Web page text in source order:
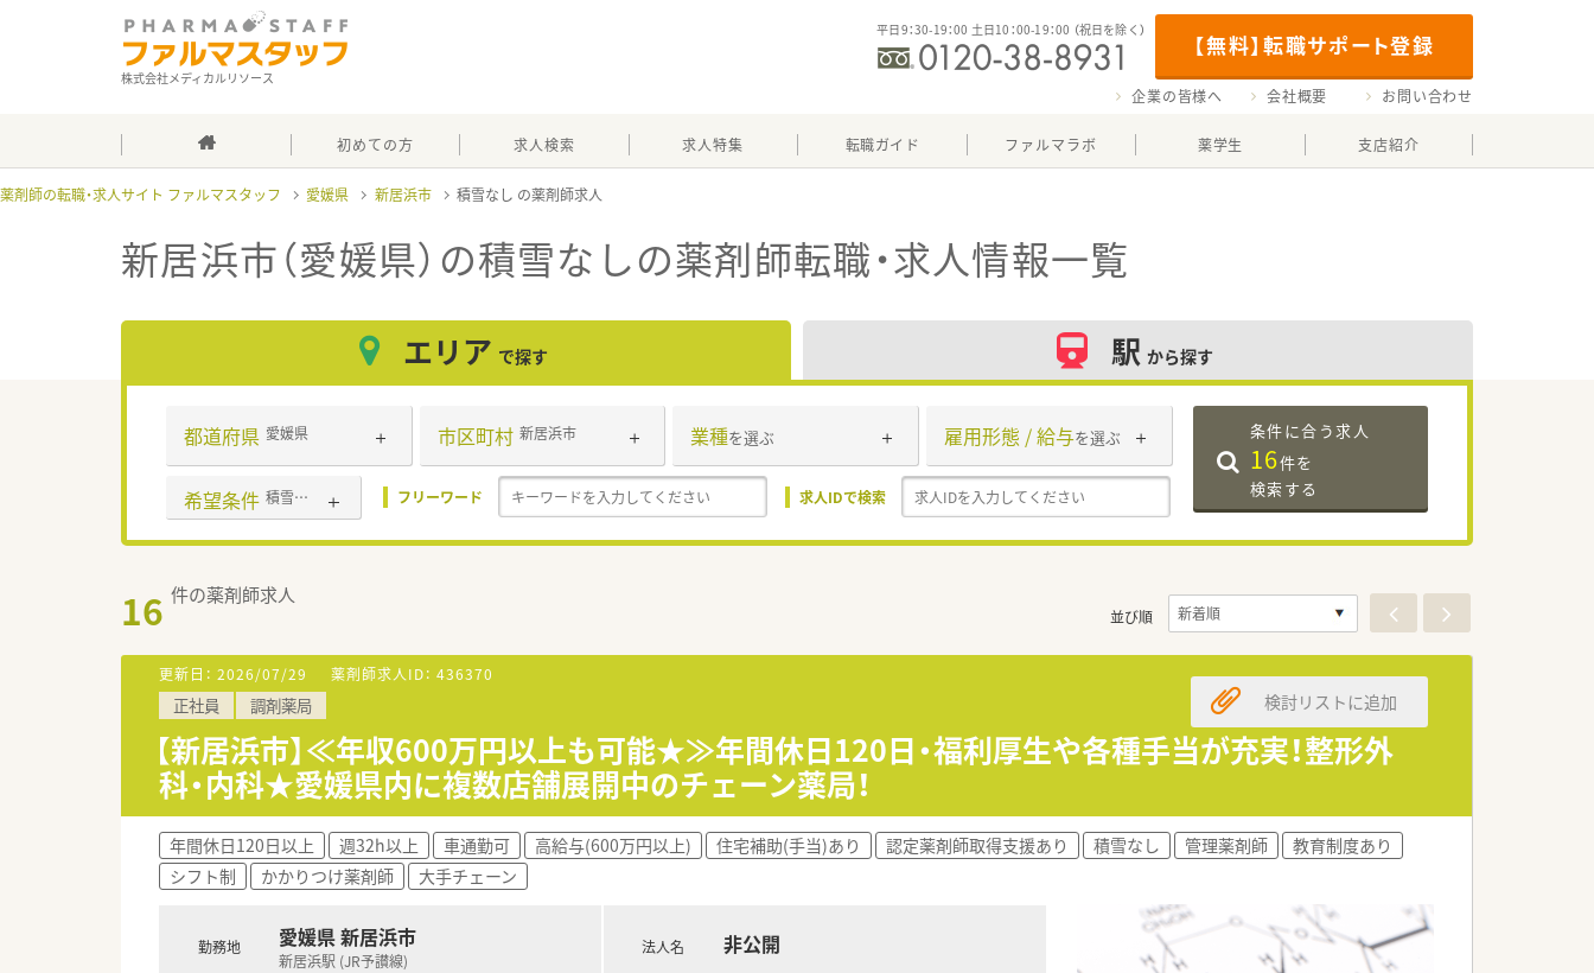
株式会社メディカルリソース
【無料】転職サポート登録
平日9：30-19：00 土日10：00-19：00 （祝日を除く）
企業の皆様へ 会社概要 お問い合わせ
初めての方 求人検索 求人特集 転職ガイド ファルマラボ 薬学生 支店紹介
薬剤師の転職・求人サイト ファルマスタッフ 愛媛県 新居浜市 積雪なし
新居浜市（愛媛県）の積雪なしの薬剤師転職・求人情報一覧
エリア で探す 駅 から探す
都道府県 愛媛県 市区町村 新居浜市 業種を選ぶ 雇用形態 / 給与を選ぶ
希望条件 積雪なし フリーワード 求人IDで検索
条件に合う求人
16件を
検索する
16 件の薬剤師求人
並び順
更新日： 2026/07/29 薬剤師求人ID： 436370
正社員 調剤薬局
【新居浜市】≪年収600万円以上も可能★≫年間休日120日・福利厚生や各種手当が充実！整形外
科・内科★愛媛県内に複数店舗展開中のチェーン薬局！
検討リストに追加
年間休日120日以上 週32h以上 車通勤可 高給与(600万円以上) 住宅補助(手当)あり 認定薬剤師取得支援あり 積雪なし 管理薬剤師
教育制度あり
シフト制
かかりつけ薬剤師 大手チェーン
勤務地 愛媛県 新居浜市
新居浜駅 (JR予讃線)
法人名 非公開